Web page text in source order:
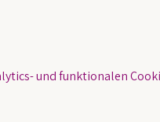
und funktionalen